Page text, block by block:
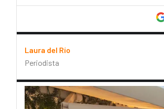
Laura del Río
Periodista